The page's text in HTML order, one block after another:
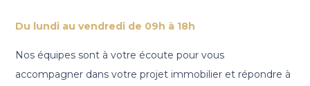
Du lundi au vendredi de 09h à 18h
Nos équipes sont à votre écoute pour vous
accompagner dans votre projet immobilier et répondre à